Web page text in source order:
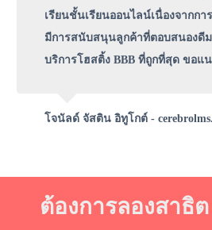
เรียนชั้นเรียนออนไลน์เนื่องจากกา
มีการสนับสนุนลูกค้าที่ตอบสนองดี
บริการโฮสติ้ง BBB ที่ถูกที่สุด ขอแ
โจนัลด์ จัสติน อิทูโกต์ -
ต้องการลองสาธิต